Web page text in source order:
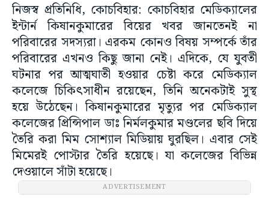
নিজস্ব প্রতিনিধি, কোচবিহার: কোচবিহার মেডিক্যালের
ইন্টার্ন কিষানকুমারের বিয়ের খবর জানতেনই না
পরিবারের সদস্যরা। এরকম কোনও বিষয় সম্পর্কে তাঁর
পরিবারের এখনও কিছু জানা নেই। এদিকে, যে যুবতী
ঘটনার পর আত্মঘাতী হওয়ার চেষ্টা করে মেডিক্যাল
কলেজে চিকিৎসাধীন রয়েছেন, তিনি অনেকটাই সুস্থ
হয়ে উঠেছেন। কিষানকুমারের মৃত্যুর পর মেডিক্যাল
কলেজের প্রিন্সিপাল ডাঃ নির্মলকুমার মণ্ডলের ছবি দিয়ে
তৈরি করা মিম সোশ্যাল মিডিয়ায় ঘুরছিল। এবার সেই
মিমেরই পোস্টার তৈরি হয়েছে। যা কলেজের বিভিন্ন
দেওয়ালে সাঁটা হয়েছে।
ADVERTISEMENT